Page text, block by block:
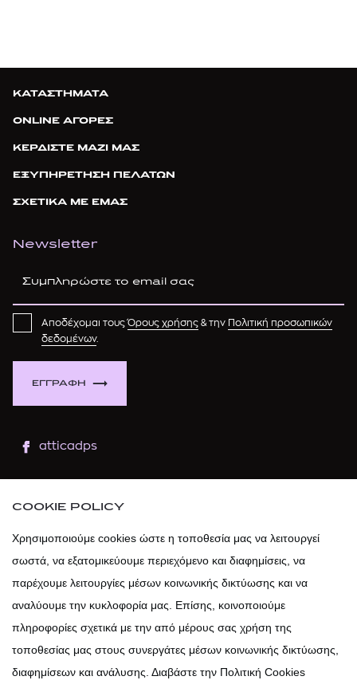
ΚΑΤΑΣΤΗΜΑΤΑ
ONLINE ΑΓΟΡΕΣ
ΚΕΡΔΙΣΤΕ ΜΑΖΙ ΜΑΣ
ΕΞΥΠΗΡΕΤΗΣΗ ΠΕΛΑΤΩΝ
ΣΧΕΤΙΚΑ ΜΕ ΕΜΑΣ
Newsletter
ΕΓΓΡΑΦΗ
Αποδέχομαι τουςΌρους χρήσης & την Πολιτική προσωπικών
δεδομένων.
atticadps
atticadps
COOKIE POLICY
Χρησιμοποιούμε cookies ώστε η τοποθεσία μας να λειτουργεί
σωστά, να εξατομικεύουμε περιεχόμενο και διαφημίσεις, να
παρέχουμε λειτουργίες μέσων κοινωνικής δικτύωσης και να
αναλύουμε την κυκλοφορία μας. Επίσης, κοινοποιούμε
πληροφορίες σχετικά με την από μέρους σας χρήση της
τοποθεσίας μας στους συνεργάτες μέσων κοινωνικής δικτύωσης,
διαφημίσεων και ανάλυσης. Διαβάστε την Πολιτική Cookies